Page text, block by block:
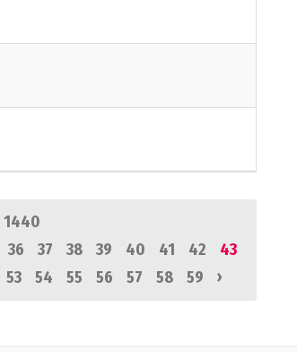
1440
36 37 38 39 40 41 42
43
53 54 55 56 57 58 59 ›